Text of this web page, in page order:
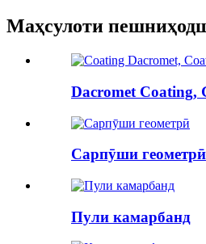
Маҳсулоти
Dacromet Coating,
Сарпӯши геометрӣ
Пули камарбанд